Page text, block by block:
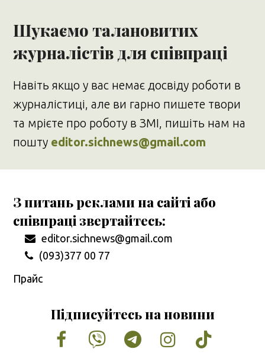
Шукаємо талановитих
журналістів для співпраці
Навіть якщо у вас немає досвіду роботи в
журналістиці, але ви гарно пишете твори
та мрієте про роботу в ЗМІ, пишіть нам на
пошту editor.sichnews@gmail.com
З питань реклами на сайті або
співпраці звертайтесь:
editor.sichnews@gmail.com
(093)377 00 77
Прайс
Підписуйтесь на новини
Facebook
VimeoTumblrInstagram
Tiktok